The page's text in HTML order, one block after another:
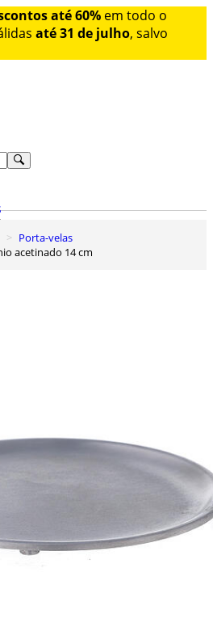
até 60% em todo o
até 31 de julho, salvo
Porta-velas
acetinado 14 cm